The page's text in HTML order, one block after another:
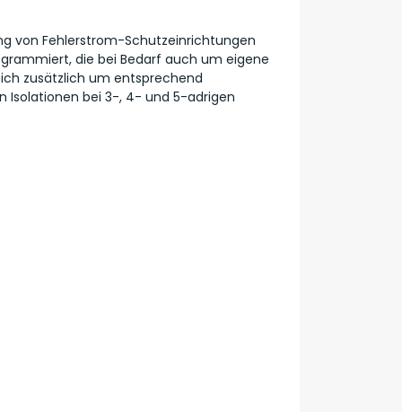
von Fehlerstrom-Schutzeinrichtungen
die bei Bedarf auch um eigene
zusätzlich um entsprechend
Isolationen bei 3-, 4- und 5-adrigen